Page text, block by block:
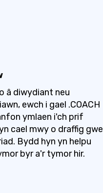
â diwydiant neu
ewch i gael .COACH
ymlaen i'ch prif
cael mwy o draffig gwe
Bydd hyn yn helpu
byr a'r tymor hir.